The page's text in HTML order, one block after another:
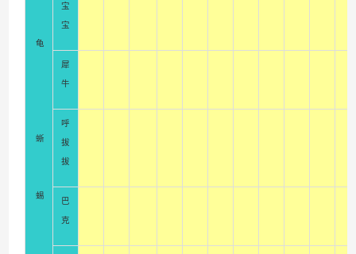
龟
蜥
蜴
宝
宝
犀
牛
呼
拔
拔
巴
克